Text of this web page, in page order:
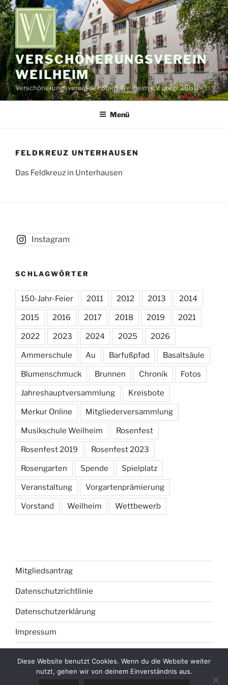
Zum
Inhalt
springen
VERSCHÖNERUNGSVEREIN
WEILHEIM
Verschönerungsverein der Stadt Weilheim e.V. (gegr. 1861)
Menü
FELDKREUZ UNTERHAUSEN
Das Feldkreuz in Unterhausen
Instagram
SCHLAGWÖRTER
150-Jahr-Feier 2011 2012 2013 2014
2015 2016 2017 2018 2019 2021
2022 2023 2024 2025 2026
Ammerschule Au Barfußpfad Basaltsäule
Blumenschmuck Brunnen Chronik Fotos
Jahreshauptversammlung Kreisbote
Merkur Online Mitgliederversammlung
Musikschule Weilheim Rosenfest
Rosenfest 2019 Rosenfest 2023
Rosengarten Spende Spielplatz
Veranstaltung Vorgartenprämierung
Vorstand Weilheim Wettbewerb
Mitgliedsantrag
Datenschutzrichtlinie
Datenschutzerklärung
Impressum
Diese Website benutzt Cookies. Wenn du die Website weiter
nutzt, gehen wir von deinem Einverständnis aus.